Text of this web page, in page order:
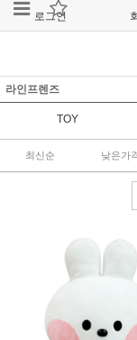
로그인
라인프렌즈
TOY
최신순 낮은가